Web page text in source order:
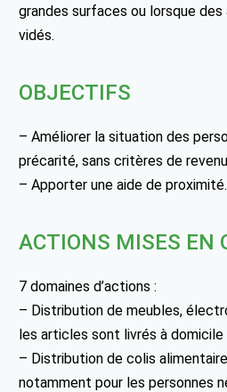
grandes surfaces ou lorsque
vidés.
OBJECTIFS
– Améliorer la situation des
précarité, sans critères de
– Apporter une aide de proximité.
ACTIONS MISES EN
7 domaines d’actions :
– Distribution de meubles,
les articles sont livrés à domicile
– Distribution de colis
notamment pour les personnes